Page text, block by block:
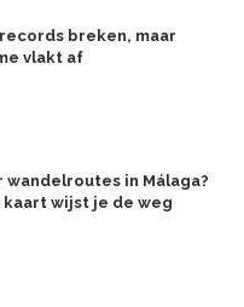
breken, maar
vlakt af
wandelroutes in Málaga?
kaart wijst je de weg